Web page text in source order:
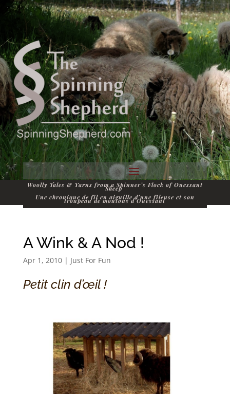
Woolly Tales & Yarns from a Spinner’s Flock of Ouessant
Sheep
Une chronique de fil en aiguille d’une fileuse et son
troupeau de moutons d’Ouessant
A Wink & A Nod !
Apr 1, 2010| Just For Fun
Petit clin d’œil !